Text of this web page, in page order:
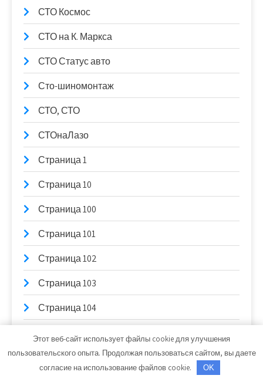
СТО Космос
СТО на К. Маркса
СТО Статус авто
Сто-шиномонтаж
СТО, СТО
СТОнаЛазо
Страница 1
Страница 10
Страница 100
Страница 101
Страница 102
Страница 103
Страница 104
Страница 106
Этот веб-сайт использует файлы cookie для улучшения
пользовательского опыта. Продолжая пользоваться сайтом, вы даете
согласие на использование файлов cookie.
OK